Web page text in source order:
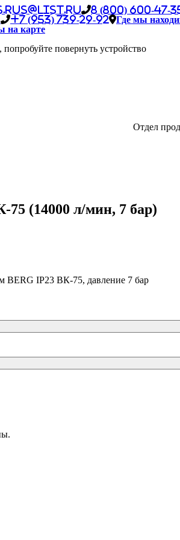
8 (800) 600-47-
+7 (953) 739-29-92
Где мы
на карте
повернуть устройство
Отдел
75 (14000 л/мин, 7 бар)
BERG IP23 ВК-75, давление 7 бар